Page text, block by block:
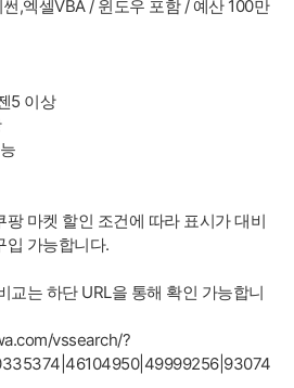
,엑셀VBA / 윈도우 포함 / 예산 100만
5 이상
팡 마켓 할인 조건에 따라 표시가 대비
입 가능합니다.
교는 하단 URL을 통해 확인 가능합니
vssearch/?